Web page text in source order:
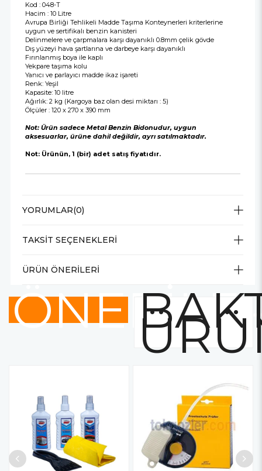
Kod : 048-T
Hacim : 10 Litre
Avrupa Birliği Tehlikeli Madde Taşıma Konteynerleri kriterlerine
uygun ve sertifikalı benzin kanisteri
Delinmelere ve çarpmalara karşı dayanıklı 0.8mm çelik gövde
Dış yüzeyi hava şartlarına ve darbeye karşı dayanıklı
Fırınlanmış boya ile kaplı
Yekpare taşıma kolu
Yanıcı ve parlayıcı madde ikaz işareti
Renk: Yeşil
Kapasite: 10 litre
Ağırlık: 2 kg (Kargoya baz olan desi miktarı : 5)
Ölçüler : 120 x 270 x 390 mm
Not: Ürün sadece Metal Benzin Bidonudur, uygun
aksesuarlar, ürüne dahil değildir, ayrı satılmaktadır.
Not: Ürünün, 1 (bir) adet satış fiyatıdır.
YORUMLAR(0)
TAKSIT SEÇENEKLERI
ÜRÜN ÖNERILERI